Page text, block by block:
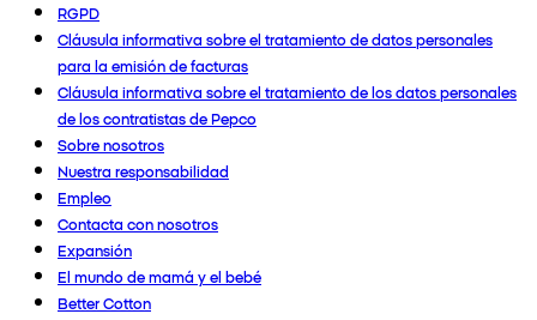
RGPD
Cláusula informativa sobre el tratamiento de datos personales
para la emisión de facturas
Cláusula informativa sobre el tratamiento de los datos personales
de los contratistas de Pepco
Sobre nosotros
Nuestra responsabilidad
Empleo
Contacta con nosotros
Expansión
El mundo de mamá y el bebé
Better Cotton